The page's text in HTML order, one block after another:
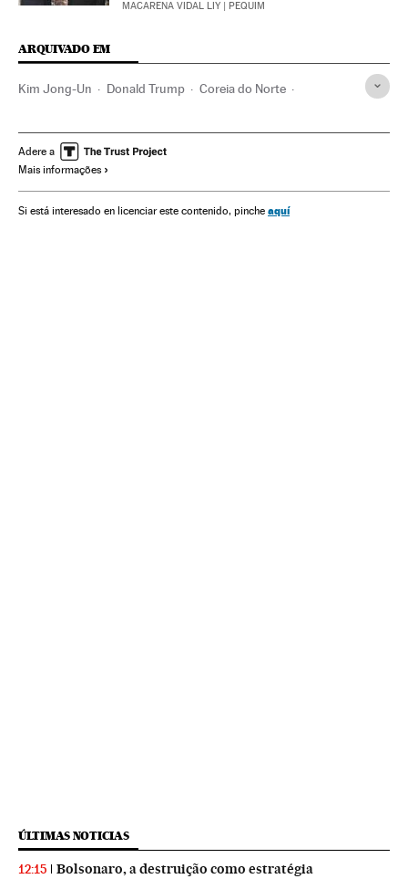
MACARENA VIDAL LIY | PEQUIM
ARQUIVADO EM
Kim Jong-Un Donald Trump Coreia do Norte
Ásia oriental Armamento
Adere a
Mais informações
Si está interesado en licenciar este contenido, pinche aquí
ÚLTIMAS NOTICIAS
12:15 Bolsonaro, a destruição como estratégia